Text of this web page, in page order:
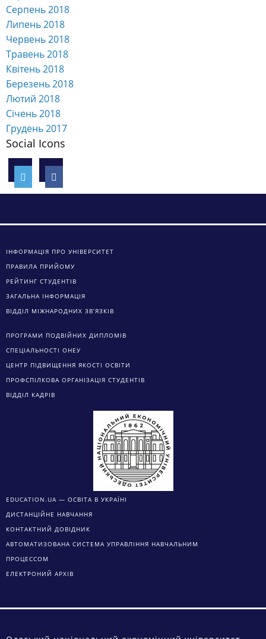
Серпень 2018
Липень 2018
Червень 2018
Травень 2018
Квітень 2018
Березень 2018
Лютий 2018
Січень 2018
Грудень 2017
Social Icons
ІНФОРМАЦІЯ ПРО УНІВЕРСИТЕТ
ПРАВИЛА ПРИЙОМУ
РЕЙТИНГ СТУДЕНТІВ
ЗАГАЛЬНА ІНФОРМАЦІЯ
ВІДДІЛ МІЖНАРОДНИХ ЗВ’ЯЗКІВ
ПРОГРАМИ ПОДВІЙНИХ ДИПЛОМІВ
СПЕЦІАЛЬНОСТІ ОНЕУ
ЦЕНТР ПІДВИЩЕННЯ ЯКОСТІ ОСВІТИ
ПРОФСПІЛКОВА ОРГАНІЗАЦІЯ СТУДЕНТІВ
ВІДДІЛ КАДРІВ
EDUCATION.UA — ОСВІТА В УКРАЇНІ
ДИСТАНЦІЙНЕ НАВЧАННЯ
КОНТАКТНИЙ ДОВІДНИК
АВТОМАТИЗОВАНА СИСТЕМА УПРАВЛІННЯ НАВЧАЛЬНИМ
ПРОЦЕССОМ
ЕЛЕКТРОНИЙ АРХІВ